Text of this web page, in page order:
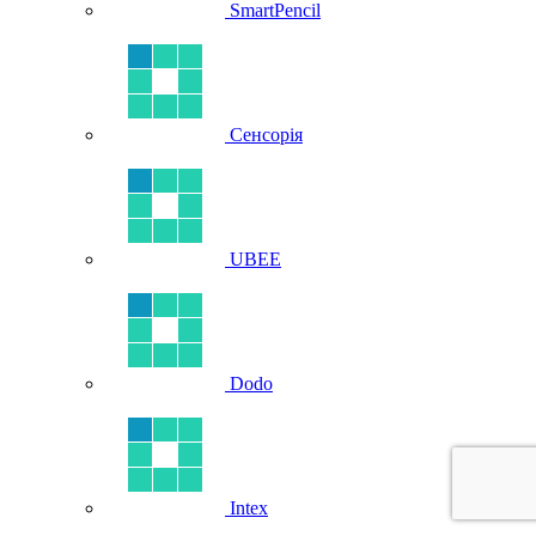
SmartPencil
Сенсорія
UBEE
Dodo
Intex